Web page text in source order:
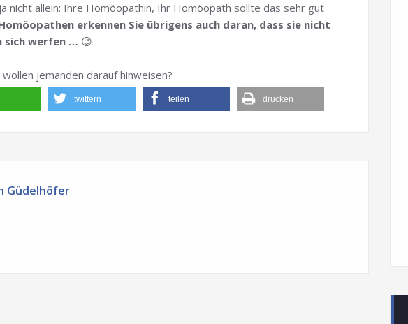
nicht allein: Ihre Homöopathin, Ihr Homöopath sollte das sehr gut
erkennen Sie übrigens auch daran, dass sie nicht
sich werfen … 😉
jemanden darauf hinweisen?
twittern teilen drucken
Güdelhöfer